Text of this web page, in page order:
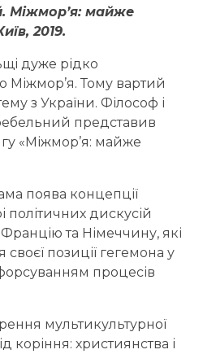
Міжмор’я: майже
2019.
дуже рідко
Міжмор’я. Тому вартий
з України. Філософ і
представив
«Міжмор’я: майже
поява концепції
політичних дискусій
та Німеччину, які
своєї позиції гегемона у
процесів
мультикультурної
коріння: християнства і